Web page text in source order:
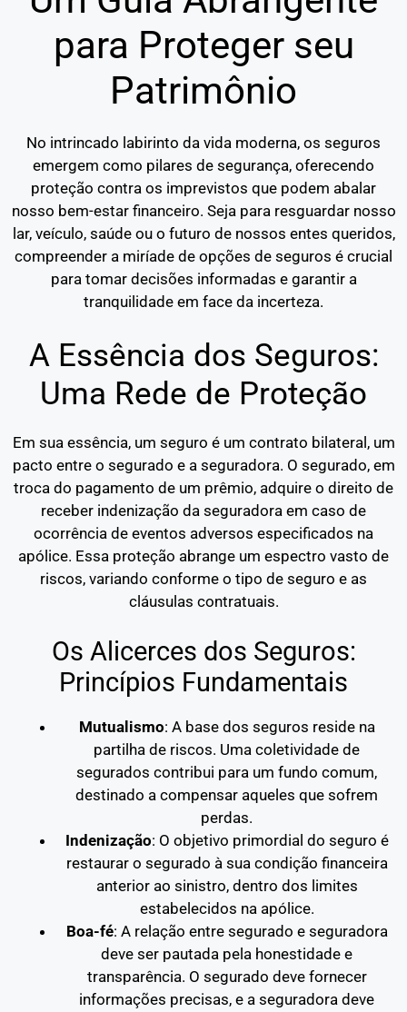
para Proteger seu
Patrimônio
No intrincado labirinto da vida moderna, os seguros
emergem como pilares de segurança, oferecendo
proteção contra os imprevistos que podem abalar
nosso bem-estar financeiro. Seja para resguardar nosso
lar, veículo, saúde ou o futuro de nossos entes queridos,
compreender a miríade de opções de seguros é crucial
para tomar decisões informadas e garantir a
tranquilidade em face da incerteza.
A Essência dos Seguros:
Uma Rede de Proteção
Em sua essência, um seguro é um contrato bilateral, um
pacto entre o segurado e a seguradora. O segurado, em
troca do pagamento de um prêmio, adquire o direito de
receber indenização da seguradora em caso de
ocorrência de eventos adversos especificados na
apólice. Essa proteção abrange um espectro vasto de
riscos, variando conforme o tipo de seguro e as
cláusulas contratuais.
Os Alicerces dos Seguros:
Princípios Fundamentais
Mutualismo: A base dos seguros reside na
partilha de riscos. Uma coletividade de
segurados contribui para um fundo comum,
destinado a compensar aqueles que sofrem
perdas.
Indenização: O objetivo primordial do seguro é
restaurar o segurado à sua condição financeira
anterior ao sinistro, dentro dos limites
estabelecidos na apólice.
Boa-fé: A relação entre segurado e seguradora
deve ser pautada pela honestidade e
transparência. O segurado deve fornecer
informações precisas, e a seguradora deve